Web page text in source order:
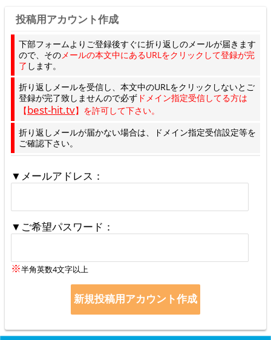
投稿用アカウント作成
下部フォームよりご登録後すぐに折り返しのメールが届きます
ので、そのメールの本文中にあるURLをクリックして登録が完
了 します。
折り返しメールを受信し、本文中のURLをクリックしないとご
登録が完了致しませんので必ず ドメイン指定受信してる方は
【best-hit.tv】を許可して下さい。
折り返しメールが届かない場合は、ドメイン指定受信設定等を
ご確認下さい。
▼メールアドレス：
▼ご希望パスワード：
※半角英数4文字以上